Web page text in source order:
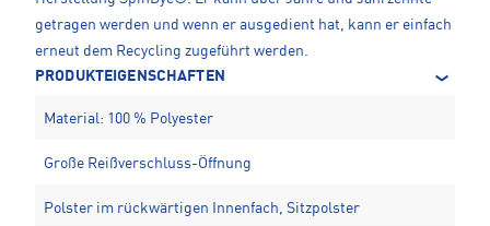
getragen werden und wenn er ausgedient hat, kann er einfach
erneut dem Recycling zugeführt werden.
PRODUKTEIGENSCHAFTEN
Material: 100 % Polyester
Große Reißverschluss-Öffnung
Polster im rückwärtigen Innenfach, Sitzpolster